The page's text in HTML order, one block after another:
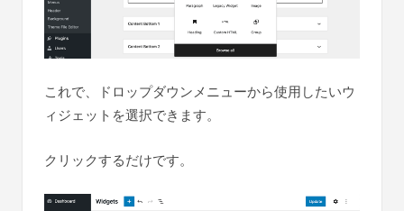
これで、ドロップダウンメニューから使用したいウ
ィジェットを選択できます。
クリックするだけです。